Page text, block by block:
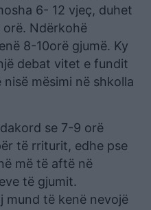
6- 12 vjeç, duhet
orë. Ndërkohë
8-10orë gjumë. Ky
debat vitet e fundit
mësimi në shkolla
se 7-9 orë
të rriturit, edhe pse
më të aftë në
të gjumit.
mund të kenë nevojë